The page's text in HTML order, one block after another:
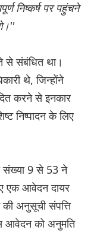
निष्कर्ष पर पहुंचने
से संबंधित था।
थे, जिन्होंने
करने से इनकार
निष्पादन के लिए
संख्या 9 से 53 ने
एक आवेदन दायर
की अनुसूची संपत्ति
आवेदन को अनुमति